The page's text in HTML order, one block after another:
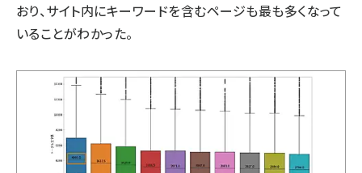
おり、サイト内にキーワードを含むページも最も多くなって
いることがわかった。